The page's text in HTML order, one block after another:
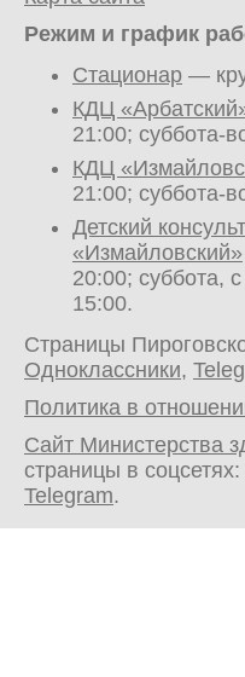
Режим и график
Стационар —
КДЦ
21:00; суббота-
КДЦ
21:00; суббота-
Детский
«Измайловский»
20:00; суббота,
15:00.
Страницы
Одноклассники,
Политика в
Сайт Министерства
страницы в соцсетях:
Telegram.